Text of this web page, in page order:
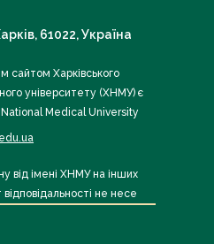
61022, Україна
сайтом Харківського
університету (ХНМУ) є
Medical University
від імені ХНМУ на інших
не несе